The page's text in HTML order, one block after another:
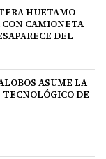
HUETAMO–
CAMIONETA
DEL
ASUME LA
DE